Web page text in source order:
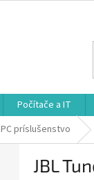
Počítače a IT
PC príslušenstvo
JBL